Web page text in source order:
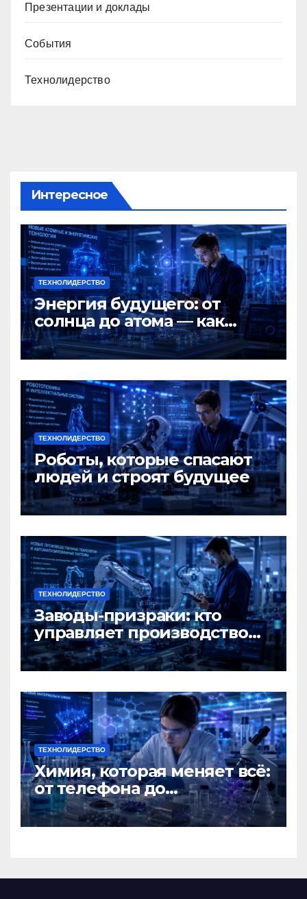
Презентации и доклады
События
Технолидерство
Интересное
ТЕХНОЛИДЕРСТВО
Энергия будущего: от
солнца до атома — как
Россия меняет мир
ТЕХНОЛИДЕРСТВО
Роботы, которые спасают
людей и строят будущее
ТЕХНОЛИДЕРСТВО
Заводы-призраки: кто
управляет производством
будущего?
ТЕХНОЛИДЕРСТВО
Химия, которая меняет всё:
от телефона до
космического корабля